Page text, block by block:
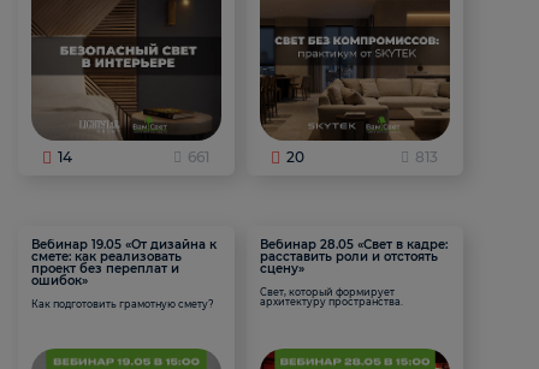
14 661 20 813
Вебинар 19.05 «От дизайна к
смете: как реализовать
проект без переплат и
ошибок»
Как подготовить грамотную смету?
Вебинар 28.05 «Свет в кадре:
расставить роли и отстоять
сцену»
Свет, который формирует
архитектуру пространства.